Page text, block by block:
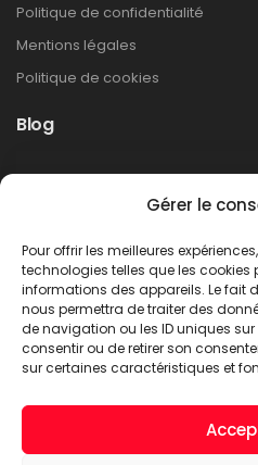
Gérer le
Pour offrir les meilleures
technologies telles que les
informations des appareils. Le fait
nous permettra de traiter des
de navigation ou les ID uniques sur
consentir ou de retirer son
sur certaines caractéristiques et
Politique de confidentialité
Mentions légales
Politique de cookies
Blog
Non classé
LIRE PLUS